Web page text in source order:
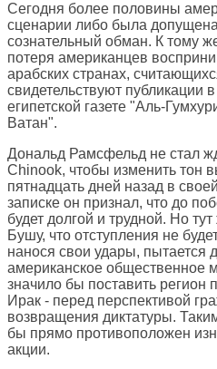
Сегодня более половины
сценарии либо была
сознательный обман. К тому
потеря американцев
арабских странах,
свидетельствуют публикации
египетской газете "Аль-
Ватан".
Дональд Рамсфельд не стал
Chinook, чтобы изменить тон
пятнадцать дней назад в
записке он признал, что до
будет долгой и трудной. Но
Бушу, что отступления не
нанося свои удары, пытается
американское общественное
значило бы поставить регион
Ирак - перед перспективой
возвращения диктатуры.
бы прямо противоположен
акции.